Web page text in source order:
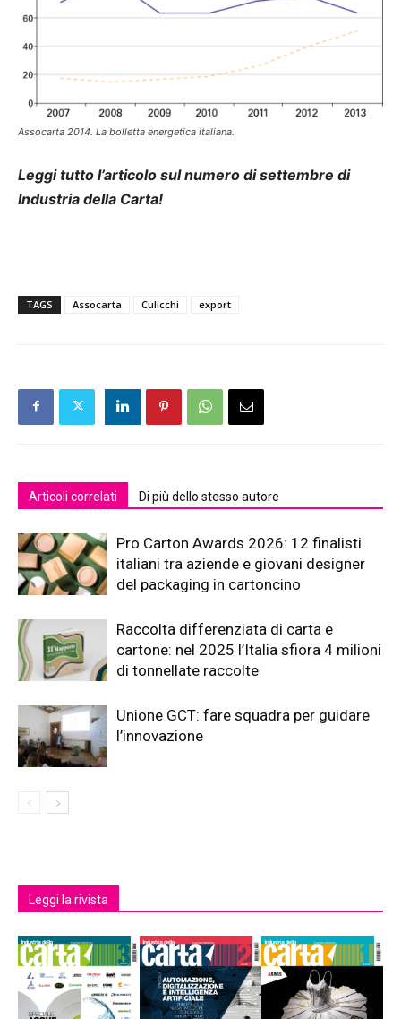
Assocarta 2014. La bolletta energetica italiana.
Leggi tutto l’articolo sul numero di settembre di
Industria della Carta!
TAGS Assocarta Culicchi export
Articoli correlati Di più dello stesso autore
Pro Carton Awards 2026: 12 finalisti
italiani tra aziende e giovani designer
del packaging in cartoncino
Raccolta differenziata di carta e
cartone: nel 2025 l’Italia sfiora 4 milioni
di tonnellate raccolte
Unione GCT: fare squadra per guidare
l’innovazione
Leggi la rivista